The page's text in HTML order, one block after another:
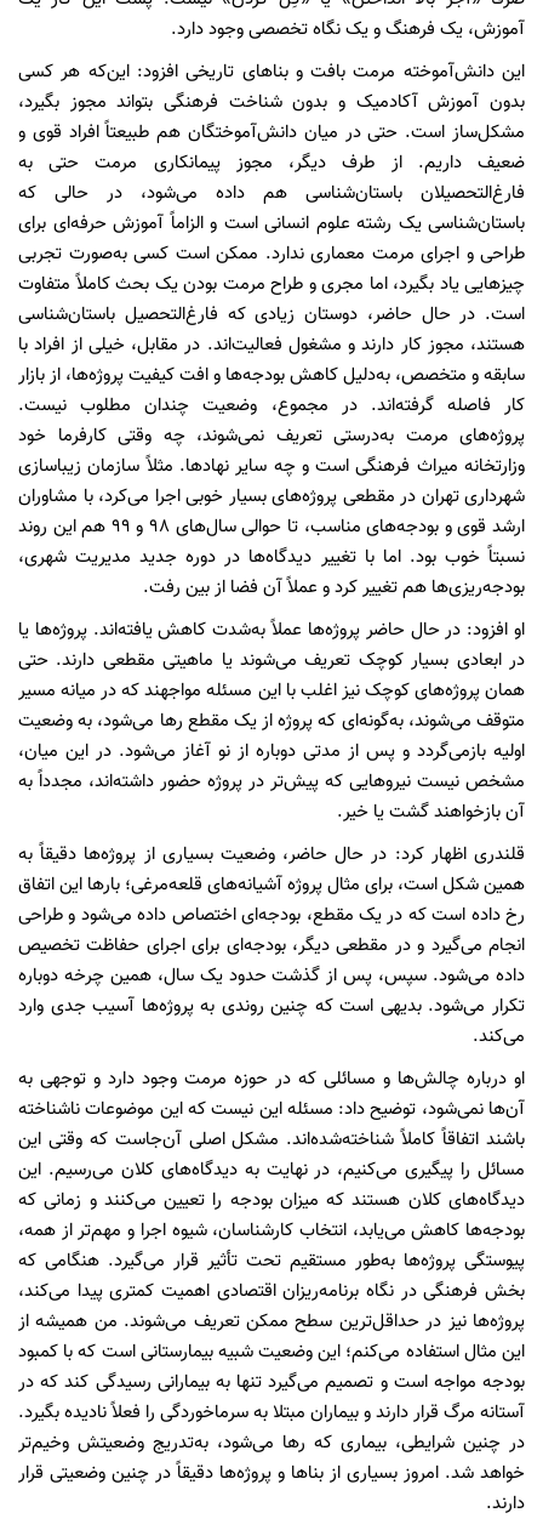
آموزش، یک فرهنگ و یک نگاه تخصصی وجود دارد.
این دانش‌آموخته مرمت بافت و بناهای تاریخی افزود: این‌که هر کسی
بدون آموزش آکادمیک و بدون شناخت فرهنگی بتواند مجوز بگیرد،
مشکل‌ساز است. حتی در میان دانش‌آموختگان هم طبیعتاً افراد قوی و
ضعیف داریم. از طرف دیگر، مجوز پیمانکاری مرمت حتی به
فارغ‌التحصیلان باستان‌شناسی هم داده می‌شود، در حالی که
باستان‌شناسی یک رشته علوم انسانی است و الزاماً آموزش حرفه‌ای برای
طراحی و اجرای مرمت معماری ندارد. ممکن است کسی به‌صورت تجربی
چیزهایی یاد بگیرد، اما مجری و طراح مرمت بودن یک بحث کاملاً متفاوت
است. در حال حاضر، دوستان زیادی که فارغ‌التحصیل باستان‌شناسی
هستند، مجوز کار دارند و مشغول فعالیت‌اند. در مقابل، خیلی از افراد با
سابقه و متخصص، به‌دلیل کاهش بودجه‌ها و افت کیفیت پروژه‌ها، از بازار
کار فاصله گرفته‌اند. در مجموع، وضعیت چندان مطلوب نیست.
پروژه‌های مرمت به‌درستی تعریف نمی‌شوند، چه وقتی کارفرما خود
وزارتخانه میراث فرهنگی است و چه سایر نهادها. مثلاً سازمان زیباسازی
شهرداری تهران در مقطعی پروژه‌های بسیار خوبی اجرا می‌کرد، با مشاوران
ارشد قوی و بودجه‌های مناسب، تا حوالی سال‌های ۹۸ و ۹۹ هم این روند
نسبتاً خوب بود. اما با تغییر دیدگاه‌ها در دوره جدید مدیریت شهری،
بودجه‌ریزی‌ها هم تغییر کرد و عملاً آن فضا از بین رفت.
او افزود: در حال حاضر پروژه‌ها عملاً به‌شدت کاهش یافته‌اند. پروژه‌ها یا
در ابعادی بسیار کوچک تعریف می‌شوند یا ماهیتی مقطعی دارند. حتی
همان پروژه‌های کوچک نیز اغلب با این مسئله مواجهند که در میانه مسیر
متوقف می‌شوند، به‌گونه‌ای که پروژه از یک مقطع رها می‌شود، به وضعیت
اولیه بازمی‌گردد و پس از مدتی دوباره از نو آغاز می‌شود. در این میان،
مشخص نیست نیروهایی که پیش‌تر در پروژه حضور داشته‌اند، مجدداً به
آن بازخواهند گشت یا خیر.
قلندری اظهار کرد: در حال حاضر، وضعیت بسیاری از پروژه‌ها دقیقاً به
همین شکل است، برای مثال پروژه آشیانه‌های قلعه‌مرغی؛ بارها این اتفاق
رخ داده است که در یک مقطع، بودجه‌ای اختصاص داده می‌شود و طراحی
انجام می‌گیرد و در مقطعی دیگر، بودجه‌ای برای اجرای حفاظت تخصیص
داده می‌شود. سپس، پس از گذشت حدود یک سال، همین چرخه دوباره
تکرار می‌شود. بدیهی است که چنین روندی به پروژه‌ها آسیب جدی وارد
می‌کند.
او درباره چالش‌ها و مسائلی که در حوزه مرمت وجود دارد و توجهی به
آن‌ها نمی‌شود، توضیح داد: مسئله این نیست که این موضوعات ناشناخته
باشند اتفاقاً کاملاً شناخته‌شده‌اند. مشکل اصلی آن‌جاست که وقتی این
مسائل را پیگیری می‌کنیم، در نهایت به دیدگاه‌های کلان می‌رسیم. این
دیدگاه‌های کلان هستند که میزان بودجه را تعیین می‌کنند و زمانی که
بودجه‌ها کاهش می‌یابد، انتخاب کارشناسان، شیوه اجرا و مهم‌تر از همه،
پیوستگی پروژه‌ها به‌طور مستقیم تحت تأثیر قرار می‌گیرد. هنگامی که
بخش فرهنگی در نگاه برنامه‌ریزان اقتصادی اهمیت کمتری پیدا می‌کند،
پروژه‌ها نیز در حداقل‌ترین سطح ممکن تعریف می‌شوند. من همیشه از
این مثال استفاده می‌کنم؛ این وضعیت شبیه بیمارستانی است که با کمبود
بودجه مواجه است و تصمیم می‌گیرد تنها به بیمارانی رسیدگی کند که در
آستانه مرگ قرار دارند و بیماران مبتلا به سرماخوردگی را فعلاً نادیده بگیرد.
در چنین شرایطی، بیماری که رها می‌شود، به‌تدریج وضعیتش وخیم‌تر
خواهد شد. امروز بسیاری از بناها و پروژه‌ها دقیقاً در چنین وضعیتی قرار
دارند.